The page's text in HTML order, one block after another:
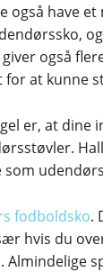
også have
også
for at kunne
er, at dine
fodboldsko.
hvis du